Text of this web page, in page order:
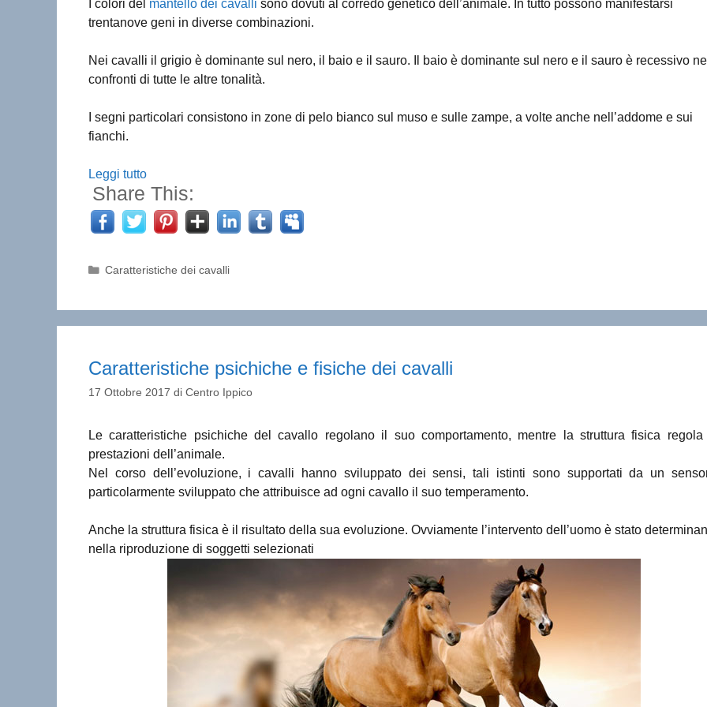
I colori del mantello dei cavalli sono dovuti al corredo genetico dell’animale. In tutto possono manifestarsi
trentanove geni in diverse combinazioni.
Nei cavalli il grigio è dominante sul nero, il baio e il sauro. Il baio è dominante sul nero e il sauro è recessivo
confronti di tutte le altre tonalità.
I segni particolari consistono in zone di pelo bianco sul muso e sulle zampe, a volte anche nell’addome e sui
fianchi.
Leggi tutto
Share This:
Categorie
Caratteristiche dei cavalli
Caratteristiche psichiche e fisiche dei cavalli
17 Ottobre 2017 di Centro Ippico
Le caratteristiche psichiche del cavallo regolano il suo comportamento, mentre la struttura fisica
prestazioni dell’animale.
Nel corso dell’evoluzione, i cavalli hanno sviluppato dei sensi, tali istinti sono supportati da un
particolarmente sviluppato che attribuisce ad ogni cavallo il suo temperamento.
Anche la struttura fisica è il risultato della sua evoluzione. Ovviamente l’intervento dell’uomo è stato
nella riproduzione di soggetti selezionati